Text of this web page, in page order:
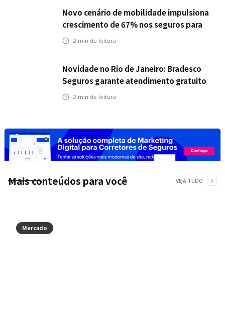
Novo cenário de mobilidade impulsiona
crescimento de 67% nos seguros para
veículos elétricos da Bradesco Seguros
2 min de leitura
Novidade no Rio de Janeiro: Bradesco
Seguros garante atendimento gratuito
na Ponte Rio-Niterói
2 min de leitura
Mais conteúdos para você VEJA TUDO
Mercado